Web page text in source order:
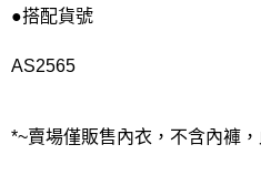
●搭配貨號
AS2565
*~賣場僅販售內衣，不含內褲